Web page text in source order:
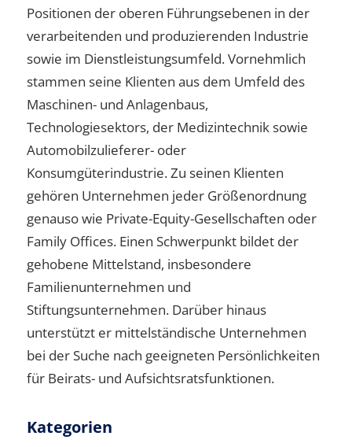
Positionen der oberen Führungsebenen in der
verarbeitenden und produzierenden Industrie
sowie im Dienstleistungsumfeld. Vornehmlich
stammen seine Klienten aus dem Umfeld des
Maschinen- und Anlagenbaus,
Technologiesektors, der Medizintechnik sowie
Automobilzulieferer- oder
Konsumgüterindustrie. Zu seinen Klienten
gehören Unternehmen jeder Größenordnung
genauso wie Private-Equity-Gesellschaften oder
Family Offices. Einen Schwerpunkt bildet der
gehobene Mittelstand, insbesondere
Familienunternehmen und
Stiftungsunternehmen. Darüber hinaus
unterstützt er mittelständische Unternehmen
bei der Suche nach geeigneten Persönlichkeiten
für Beirats- und Aufsichtsratsfunktionen.
Kategorien